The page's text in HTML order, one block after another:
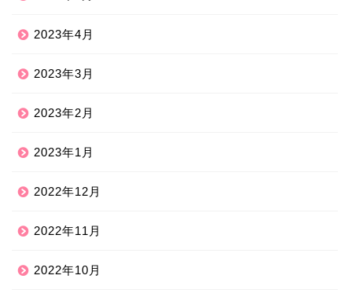
2023年4月
2023年3月
2023年2月
2023年1月
2022年12月
2022年11月
2022年10月